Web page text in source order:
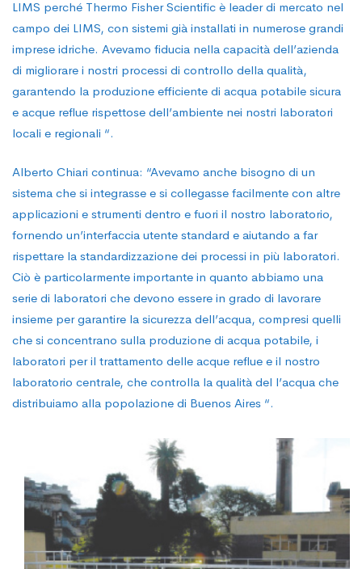
LIMS perché Thermo Fisher Scientific è leader di mercato nel
campo dei LIMS, con sistemi già installati in numerose grandi
imprese idriche. Avevamo fiducia nella capacità dell’azienda
di migliorare i nostri processi di controllo della qualità,
garantendo la produzione efficiente di acqua potabile sicura
e acque reflue rispettose dell’ambiente nei nostri laboratori
locali e regionali “.
Alberto Chiari continua: “Avevamo anche bisogno di un
sistema che si integrasse e si collegasse facilmente con altre
applicazioni e strumenti dentro e fuori il nostro laboratorio,
fornendo un’interfaccia utente standard e aiutando a far
rispettare la standardizzazione dei processi in più laboratori.
Ciò è particolarmente importante in quanto abbiamo una
serie di laboratori che devono essere in grado di lavorare
insieme per garantire la sicurezza dell’acqua, compresi quelli
che si concentrano sulla produzione di acqua potabile, i
laboratori per il trattamento delle acque reflue e il nostro
laboratorio centrale, che controlla la qualità del l’acqua che
distribuiamo alla popolazione di Buenos Aires “.